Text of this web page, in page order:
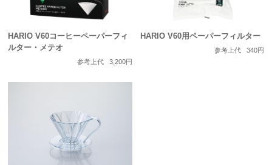
HARIO V60コーヒーペーパーフィ
ルター・メテオ
参考上代 3,200円
HARIO V60用ペーパーフィルター
参考上代 340円